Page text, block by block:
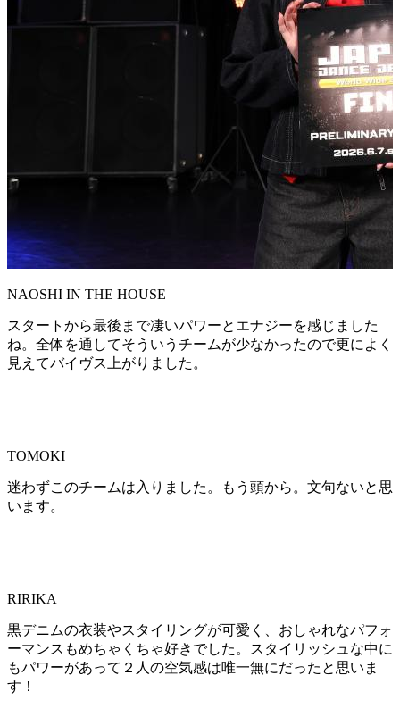
NAOSHI IN THE HOUSE
スタートから最後まで凄いパワーとエナジーを感じました
ね。全体を通してそういうチームが少なかったので更によく
見えてバイヴス上がりました。
TOMOKI
迷わずこのチームは入りました。もう頭から。文句ないと思
います。
RIRIKA
黒デニムの衣装やスタイリングが可愛く、おしゃれなパフォ
ーマンスもめちゃくちゃ好きでした。スタイリッシュな中に
もパワーがあって２人の空気感は唯一無にだったと思いま
す！